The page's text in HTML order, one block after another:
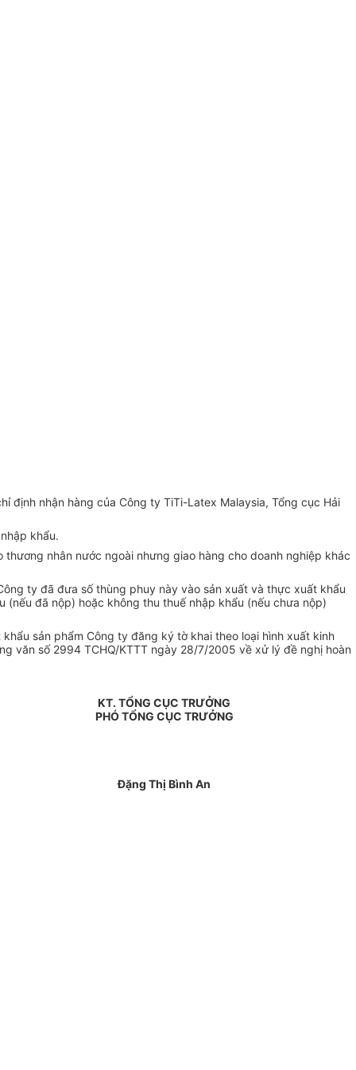
nhận hàng của Công ty TiTi-Latex Malaysia, Tổng cục Hải
khẩu.
nhân nước ngoài nhưng giao hàng cho doanh nghiệp khác
ty đã đưa số thùng phuy này vào sản xuất và thực xuất khẩu
đã nộp) hoặc không thu thuế nhập khẩu (nếu chưa nộp)
sản phẩm Công ty đăng ký tờ khai theo loại hình xuất kinh
văn số 2994 TCHQ/KTTT ngày 28/7/2005 về xử lý đề nghị hoàn
KT. TỔNG CỤC TRƯỞNG
PHÓ TỔNG CỤC TRƯỞNG
Đặng Thị Bình An